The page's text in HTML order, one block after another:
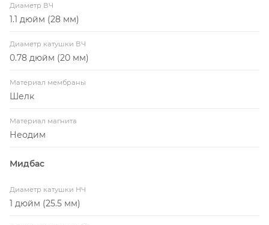
Диаметр ВЧ
1.1 дюйм (28 мм)
Диаметр катушки ВЧ
0.78 дюйм (20 мм)
Материал мембраны
Шелк
Материал магнита
Неодим
Мидбас
Диаметр катушки НЧ
1 дюйм (25.5 мм)